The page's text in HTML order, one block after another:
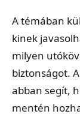
A témában
kinek
milyen
biztonságot.
abban segít,
mentén